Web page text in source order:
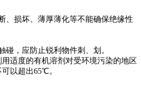
、损坏、薄厚薄化等不能确保绝缘性
，应防止锐利物件刺、划。
适度的有机溶剂对受环境污染的地区
以超出65℃。